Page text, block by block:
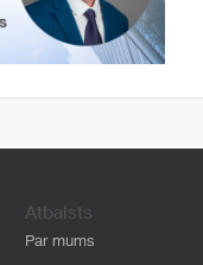
Atbalsts
Par mums